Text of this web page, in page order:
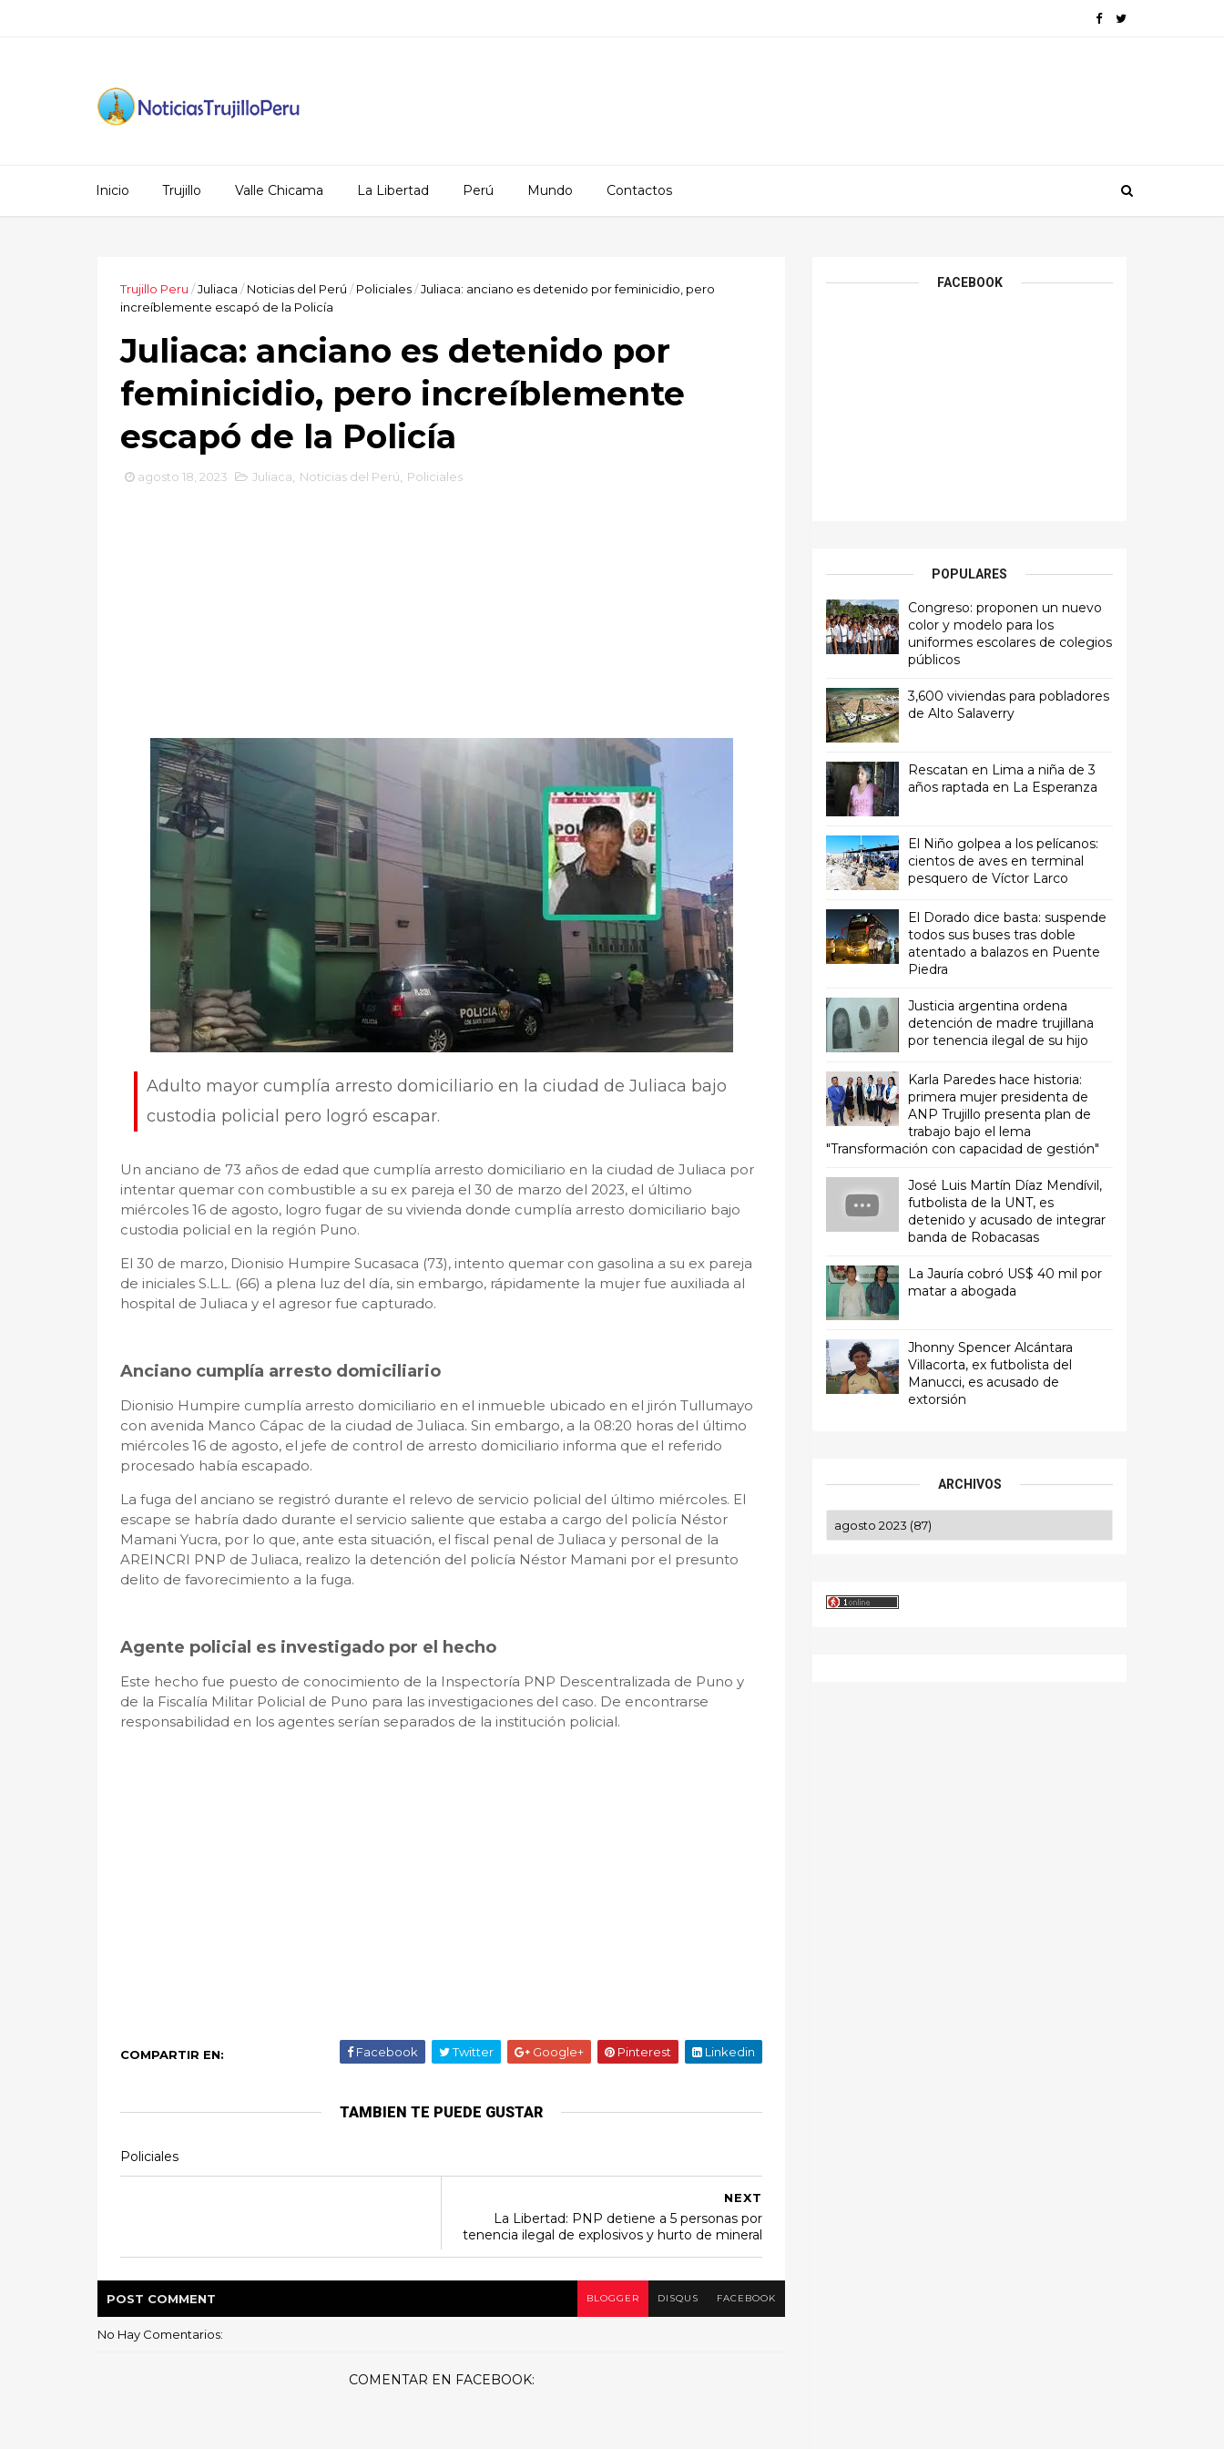
Inicio Trujillo Valle Chicama La Libertad Perú Mundo Contactos
Trujillo Peru /Juliaca / Noticias del Perú / Policiales/Juliaca: anciano es detenido por feminicidio, pero
increíblemente escapó de la Policía
Juliaca: anciano es detenido por
feminicidio, pero increíblemente
escapó de la Policía
agosto 18, 2023 Juliaca Noticias del Perú Policiales
Adulto mayor cumplía arresto domiciliario en la ciudad de Juliaca bajo
custodia policial pero logró escapar.
Un anciano de 73 años de edad que cumplía arresto domiciliario en la ciudad de Juliaca por
intentar quemar con combustible a su ex pareja el 30 de marzo del 2023, el último
miércoles 16 de agosto, logro fugar de su vivienda donde cumplía arresto domiciliario bajo
custodia policial en la región Puno.
El 30 de marzo, Dionisio Humpire Sucasaca (73), intento quemar con gasolina a su ex pareja
de iniciales S.L.L. (66) a plena luz del día, sin embargo, rápidamente la mujer fue auxiliada al
hospital de Juliaca y el agresor fue capturado.
Anciano cumplía arresto domiciliario
Dionisio Humpire cumplía arresto domiciliario en el inmueble ubicado en el jirón Tullumayo
con avenida Manco Cápac de la ciudad de Juliaca. Sin embargo, a la 08:20 horas del último
miércoles 16 de agosto, el jefe de control de arresto domiciliario informa que el referido
procesado había escapado.
La fuga del anciano se registró durante el relevo de servicio policial del último miércoles. El
escape se habría dado durante el servicio saliente que estaba a cargo del policía Néstor
Mamani Yucra, por lo que, ante esta situación, el fiscal penal de Juliaca y personal de la
AREINCRI PNP de Juliaca, realizo la detención del policía Néstor Mamani por el presunto
delito de favorecimiento a la fuga.
Agente policial es investigado por el hecho
Este hecho fue puesto de conocimiento de la Inspectoría PNP Descentralizada de Puno y
de la Fiscalía Militar Policial de Puno para las investigaciones del caso. De encontrarse
responsabilidad en los agentes serían separados de la institución policial.
COMPARTIR EN: Facebook Twitter Google+ Pinterest Linkedin
TAMBIEN TE PUEDE GUSTAR
Policiales
NEXT
La Libertad: PNP detiene a 5 personas por
tenencia ilegal de explosivos y hurto de mineral
POST COMMENT BLOGGER DISQUS FACEBOOK
No Hay Comentarios:
COMENTAR EN FACEBOOK:
FACEBOOK
POPULARES
Congreso: proponen un nuevo
color y modelo para los
uniformes escolares de colegios
públicos
3,600 viviendas para pobladores
de Alto Salaverry
Rescatan en Lima a niña de 3
años raptada en La Esperanza
El Niño golpea a los pelícanos:
cientos de aves en terminal
pesquero de Víctor Larco
El Dorado dice basta: suspende
todos sus buses tras doble
atentado a balazos en Puente
Piedra
Justicia argentina ordena
detención de madre trujillana
por tenencia ilegal de su hijo
Karla Paredes hace historia:
primera mujer presidenta de
ANP Trujillo presenta plan de
trabajo bajo el lema
"Transformación con capacidad de gestión"
José Luis Martín Díaz Mendívil,
futbolista de la UNT, es
detenido y acusado de integrar
banda de Robacasas
La Jauría cobró US$ 40 mil por
matar a abogada
Jhonny Spencer Alcántara
Villacorta, ex futbolista del
Manucci, es acusado de
extorsión
ARCHIVOS